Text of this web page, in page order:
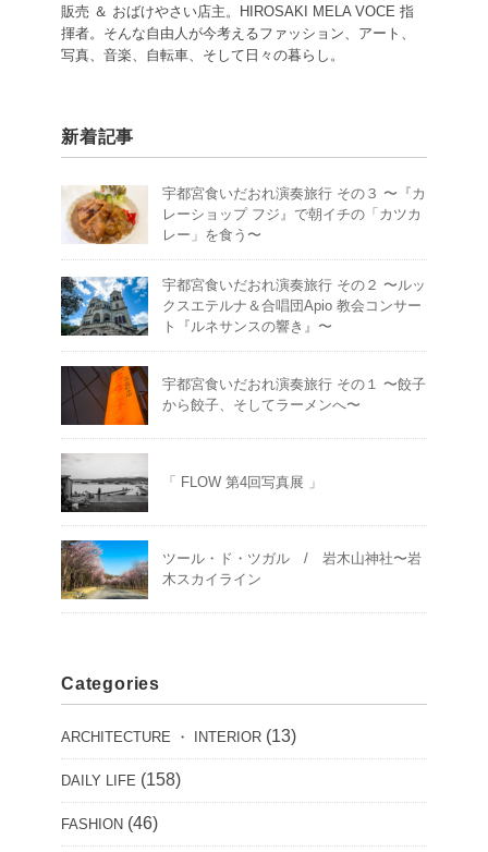
販売 ＆ おばけやさい店主。HIROSAKI MELA VOCE 指
揮者。そんな自由人が今考えるファッション、アート、
写真、音楽、自転車、そして日々の暮らし。
新着記事
宇都宮食いだおれ演奏旅行 その３ 〜『カ
レーショップ フジ』で朝イチの「カツカ
レー」を食う〜
宇都宮食いだおれ演奏旅行 その２ 〜ルッ
クスエテルナ＆合唱団Apio 教会コンサー
ト『ルネサンスの響き』〜
宇都宮食いだおれ演奏旅行 その１ 〜餃子
から餃子、そしてラーメンへ〜
「 FLOW 第4回写真展 」
ツール・ド・ツガル / 岩木山神社〜岩
木スカイライン
Categories
ARCHITECTURE ・ INTERIOR (13)
DAILY LIFE (158)
FASHION (46)